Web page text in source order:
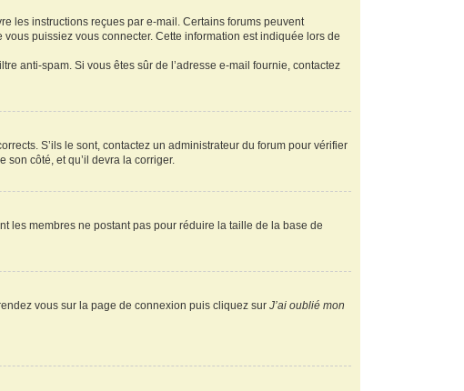
les instructions reçues par e-mail. Certains forums peuvent
puissiez vous connecter. Cette information est indiquée lors de
anti-spam. Si vous êtes sûr de l’adresse e-mail fournie, contactez
S’ils le sont, contactez un administrateur du forum pour vérifier
son côté, et qu’il devra la corriger.
les membres ne postant pas pour réduire la taille de la base de
vous sur la page de connexion puis cliquez surJ’ai oublié mon